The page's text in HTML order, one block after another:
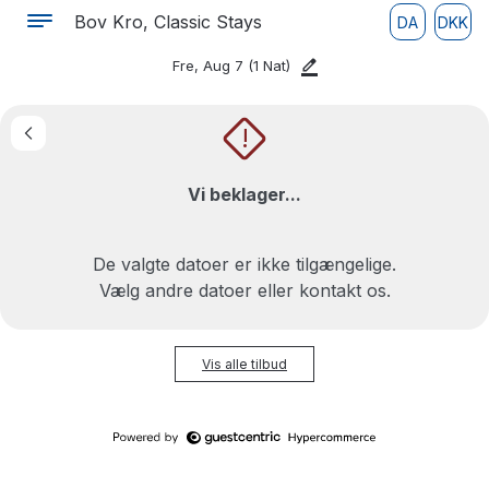
Bov Kro, Classic Stays DA DKK
Fre, Aug 7 (1 Nat)
!
Vi beklager...
De valgte datoer er ikke tilgængelige.
Vælg andre datoer eller kontakt os.
Vis alle tilbud